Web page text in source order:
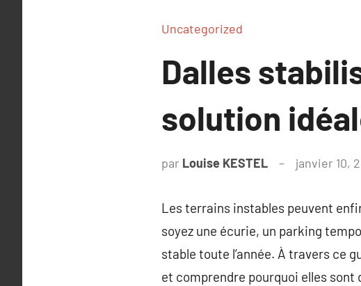
Uncategorized
Dalles
solution
par Louise KESTEL janvier 10,
Les terrains instables peuvent
soyez une écurie, un parking
stable toute l’année. À travers ce
et comprendre pourquoi elles